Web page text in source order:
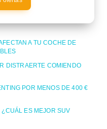
A TU COCHE DE
DISTRAERTE COMIENDO
POR MENOS DE 400 €
¿CUÁL ES MEJOR SUV